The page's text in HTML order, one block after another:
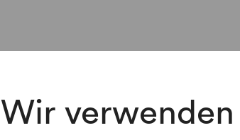
Wir